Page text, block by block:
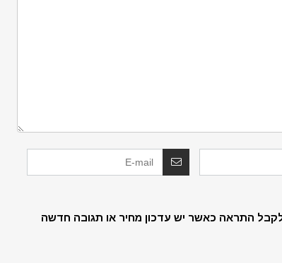
התראה כאשר יש עדכון מחיר או תגובה חדשה